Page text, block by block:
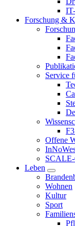
Forschung &
Service
Offene
Leben
Wohnen
Kultur
Sport